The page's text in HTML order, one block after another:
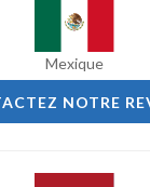
Mexique
NOTRE